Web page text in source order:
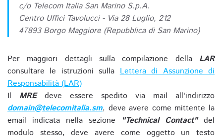
c/o Telecom Italia San Marino S.p.A.
Centro Uffici Tavolucci - Via 28 Luglio, 212
47893 Borgo Maggiore (Repubblica di San Marino)
Per maggiori dettagli sulla compilazione della LAR
consultare le istruzioni sullaLettera di Assunzione di
Responsabilità (LAR)
Il MREdeve essere spedito via mail all'indirizzo
domain@telecomitalia.sm, deve avere come mittente la
email indicata nella sezione
"Technical Contact"del
modulo stesso, deve avere come oggetto un testo